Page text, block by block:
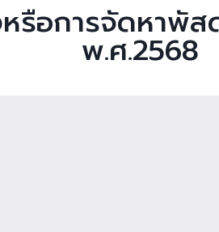
อการจัดหาพัส
พ.ศ.2568